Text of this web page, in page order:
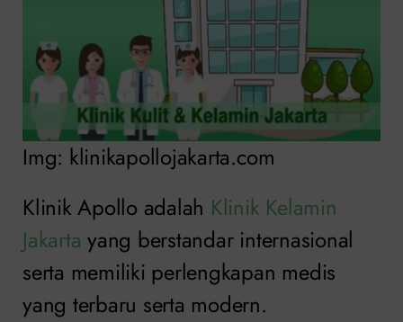
Img: klinikapollojakarta.com
Klinik Apollo adalah Klinik Kelamin
Jakarta yang berstandar internasional
serta memiliki perlengkapan medis
yang terbaru serta modern.